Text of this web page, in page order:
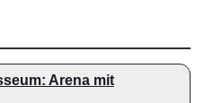
Arena mit